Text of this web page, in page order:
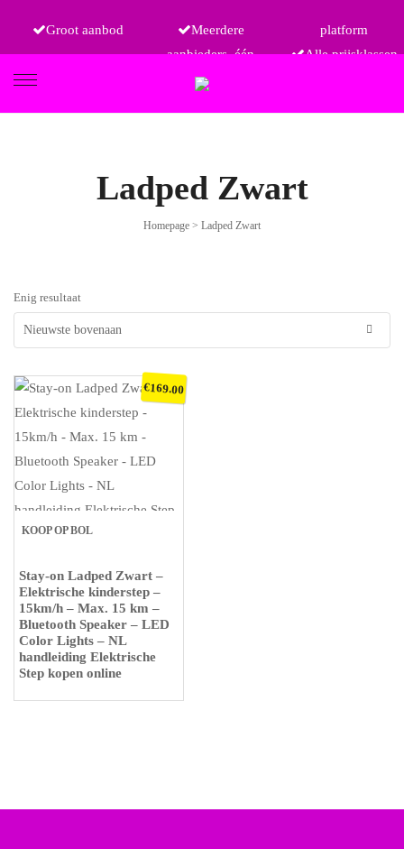
Groot aanbod
Meerdere
aanbieders, één
platform
Alle prijsklassen
Ladped Zwart
Homepage > Ladped Zwart
Enig resultaat
KOOP OP BOL
Stay-on Ladped Zwart –
Elektrische kinderstep –
15km/h – Max. 15 km –
Bluetooth Speaker – LED
Color Lights – NL
handleiding Elektrische
Step kopen online
€169.00